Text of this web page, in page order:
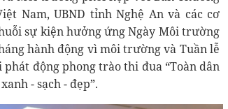
Nam, UBND tỉnh Nghệ An và các cơ
sự kiện hưởng ứng Ngày Môi trường
hành động vì môi trường và Tuần lễ
động phong trào thi đua “Toàn dân
- sạch - đẹp”.